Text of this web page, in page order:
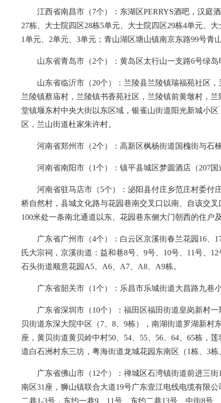
江西省南昌市（7个）：东湖区PERRYS酒吧，汉庭
27栋、大士院四区28栋5单元、大士院四区29栋4单元、
1单元、2单元、3单元；青山湖区塘山镇南京东路99号青
山东省青岛市（2个）：黄岛区太行山一支路6号绿
山东省临沂市（20个）：兰陵县兰陵镇瑞福苑社区
兰陵镇蔡庙村，兰陵镇书香苑社区，兰陵镇前黄墩村，
堂镇堰东村中央大街以东区域，银雀山街道阳光新城小
区，兰山街道杜家朱许村。
河南省郑州市（2个）：高新区枫杨街道国槐街与石
河南省南阳市（1个）：镇平县城区梦圆酒店（207
河南省驻马店市（5个）：泌阳县付庄乡范庄村委付
桥自然村，县城文化路与花园巷南交叉口以南、自该交
100米处一条南北通道以东、花园巷东侧大门朝西的住户
广东省广州市（4个）：白云区京溪街春兰花园16、
氏大宗祠，京溪街道：益和巷8号、9号、10号、11号、
石头街道顺意花园A5、A6、A7、A8、A9栋。
广东省韶关市（1个）：乐昌市乐城街道大昌路九巷
广东省深圳市（10个）：福田区福田街道皇岗新村
贝街道东深大院中区（7、8、9栋），南湖街道罗湖新村
座，黄贝街道黄贝岭中村50、54、55、56、64、65栋，
道白石洲村东三坊，粤海街道龙城花园东南区（1栋、3栋
广东省佛山市（12个）：禅城区石湾镇街道前进三
南区31座，狮山镇联合大道19号广东壹江电线电缆有限
二巷1-3号，东约一巷9、11号、东约二巷13号、中街8号